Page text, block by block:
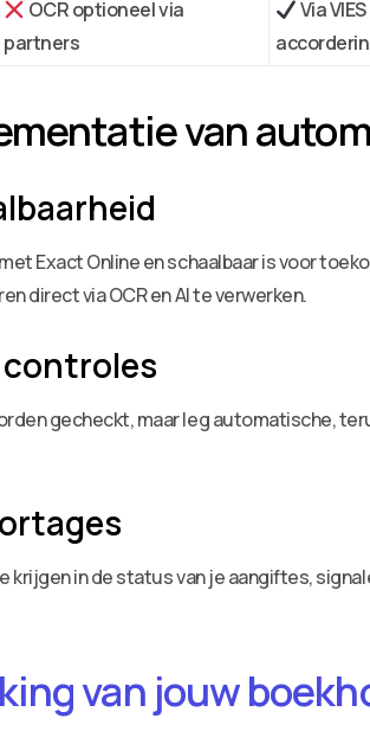
OCR optioneel via
partners
Via
van
Exact Online en schaalbaar is voor
direct via OCR en AI te verwerken.
controles
gecheckt, maar leg automatische,
in de status van je aangiftes,
van jouw